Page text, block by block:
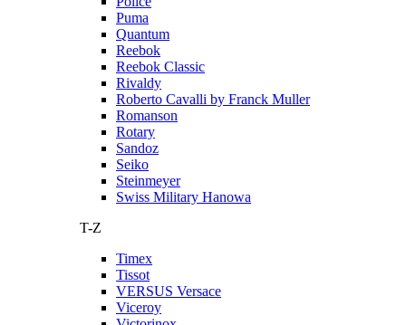
Puma
Quantum
Reebok
Reebok Classic
Rivaldy
Roberto Cavalli by Franck Muller
Romanson
Rotary
Sandoz
Seiko
Steinmeyer
Swiss Military Hanowa
T-Z
Timex
Tissot
VERSUS Versace
Viceroy